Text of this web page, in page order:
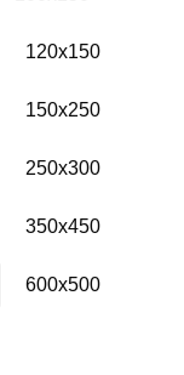
120х150
150х250
250х300
350х450
600х500